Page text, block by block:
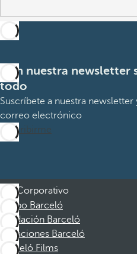
Con nuestra
todo
Suscríbete a nuestra
correo electrónico
Suscribirme
Corporativo
Grupo Barceló
Fundación Barceló
Vacaciones Barceló
Barceló Films